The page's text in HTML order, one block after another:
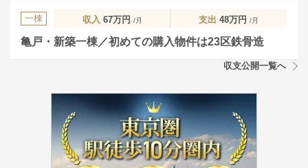
一棟 収入 67万円 /月 支出 48万円 /月
亀戸・新築一棟／初めての購入物件は23区鉄骨造
収支公開一覧へ